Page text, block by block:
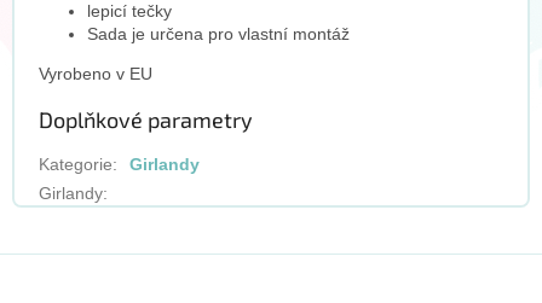
lepicí tečky
Sada je určena pro vlastní montáž
Vyrobeno v EU
Doplňkové parametry
Kategorie:
Girlandy
Girlandy: